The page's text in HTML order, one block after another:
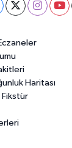
Haritası
Fikstür